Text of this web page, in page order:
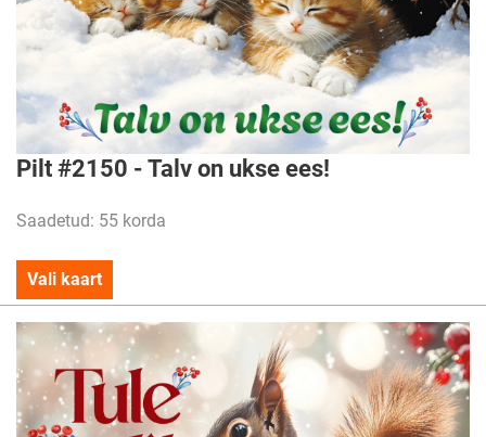
Pilt #2150 - Talv on ukse ees!
Saadetud: 55 korda
Vali kaart